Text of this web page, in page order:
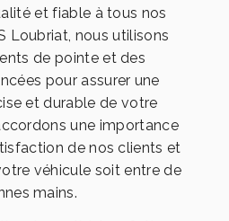
et fiable à tous nos
Loubriat, nous utilisons
de pointe et des
pour assurer une
et durable de votre
une importance
de nos clients et
véhicule soit entre de
mains.